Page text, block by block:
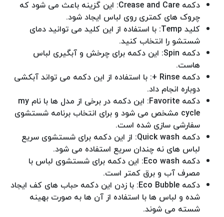
دکمه Crease and Care: این گزینه باعث می شود که
چروک های کمتری روی لباس ایجاد شود.
کلید Temp: با استفاده از این کلید می توانید دمای
شستشو را انتخاب کنید.
دکمه Spin: این دکمه برای چرخش و آبگیری لباس
هاست.
دکمه Rinse +: با استفاده از این دکمه می تواند آبکشی
دوباره انجام داد.
دکمه Favorite: این دکمه در برخی از مدل ها با نام my
cycle مشخص می شود و برای انتخاب برنامه شستشوی
سفارشی سازی شده است.
دکمه Quick wash: از این دکمه برای شستشوی سریع
لباس های نه چندان سریع استفاده می شود.
دکمه Eco wash: این دکمه برای شستشوی لباس با
مصرف آب و برق کمتر است.
دکمه Eco Bubble: با زدن این دکمه حباب های کف ایجاد
شده و لباس ها با استفاده از آن ها به صورت بهینه
شسته می شوند.